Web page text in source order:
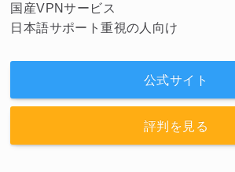
国産VPNサービス
日本語サポート重視の人向け
公式サイト
評判を見る